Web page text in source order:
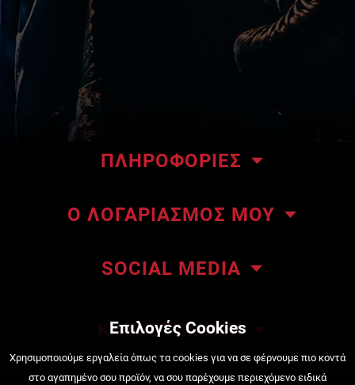
ΠΛΗΡΟΦΟΡΙΕΣ
About ΜΜΑteam
Όροι Χρήσης
Τρόποι πληρωμής
Ο ΛΟΓΑΡΙΑΣΜΟΣ ΜΟΥ
SOCIAL MEDIA
ΚΑΤΑΣΤΗΜΑΤΑ
Πειραιάς, Κουντουριώτου 222
Επιλογές Cookies
Χρησιμοποιούμε εργαλεία όπως τα cookies για να σε φέρνουμε πιο κοντά
στο αγαπημένο σου προϊόν, να σου παρέχουμε περιεχόμενο ειδικά